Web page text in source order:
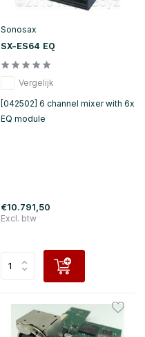
Sonosax
SX-ES64 EQ
Vergelijk
[042502] 6 channel mixer with 6x
EQ module
€10.791,50
Excl. btw